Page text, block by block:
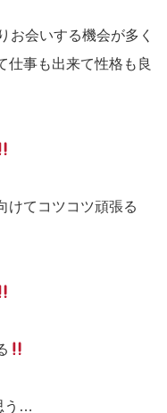
お会いする機会が多く
事も出来て性格も良
けてコツコツ頑張る
う…